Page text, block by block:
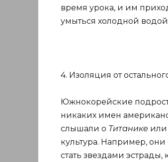
время урока, и им
умыться холодной
4. Изоляция от
Южнокорейские
никаких имен
слышали о Титанике или
культура. Например,
стать звездами эстрады,